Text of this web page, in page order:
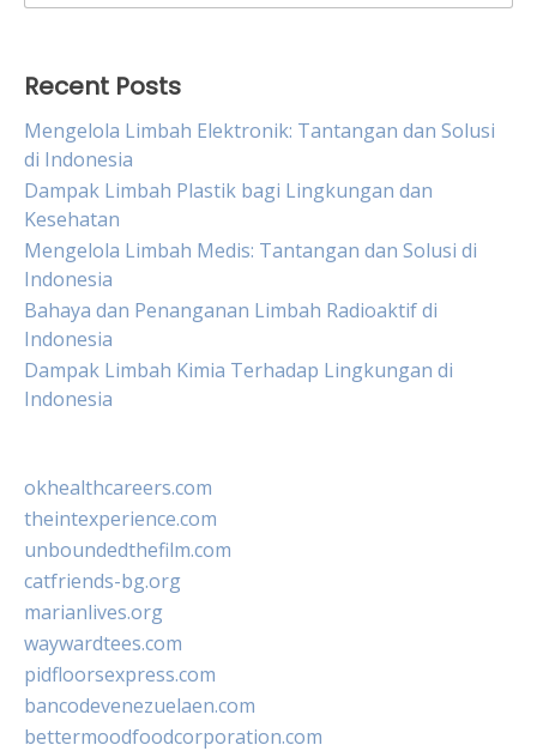
for:
Recent Posts
Mengelola Limbah Elektronik: Tantangan dan Solusi
di Indonesia
Dampak Limbah Plastik bagi Lingkungan dan
Kesehatan
Mengelola Limbah Medis: Tantangan dan Solusi di
Indonesia
Bahaya dan Penanganan Limbah Radioaktif di
Indonesia
Dampak Limbah Kimia Terhadap Lingkungan di
Indonesia
okhealthcareers.com
theintexperience.com
unboundedthefilm.com
catfriends-bg.org
marianlives.org
waywardtees.com
pidfloorsexpress.com
bancodevenezuelaen.com
bettermoodfoodcorporation.com